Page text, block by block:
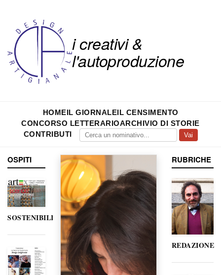
i creativi &
l'autoproduzione
HOMEIL GIORNALEIL CENSIMENTO
CONCORSO LETTERARIOARCHIVIO DI STORIE
CONTRIBUTI
Vai
OSPITI
SOSTENIBILITÀ
RUBRICHE
REDAZIONE